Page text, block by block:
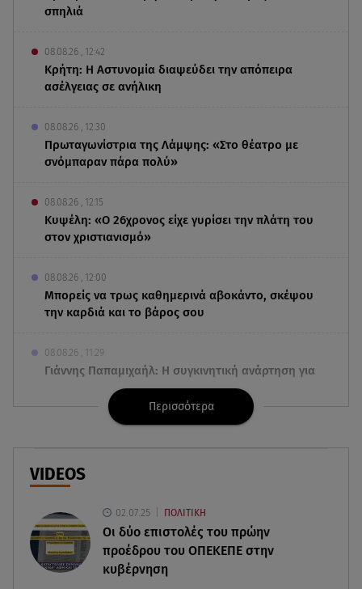
σπηλιά
08.08.26 , 12:42
Κρήτη: Η Αστυνομία διαψεύδει την απόπειρα
ασέλγειας σε ανήλικη
08.08.26 , 12:30
Πρωταγωνίστρια της Λάμψης: «Στο θέατρο με
σνόμπαραν πάρα πολύ»
08.08.26 , 12:15
Κυψέλη: «Ο 26χρονος είχε γυρίσει την πλάτη του
στον χριστιανισμό»
08.08.26 , 12:00
Μπορείς να τρως καθημερινά αβοκάντο, σκέψου
την καρδιά και το βάρος σου
08.08.26 , 11:29
Γιάννης Παπαμιχαήλ: Η συγκινητική ανάρτηση για
τον Δημήτρη Παπαμιχαήλ
Νέο σκάνδαλο: Η UEFA κατέβαλε εξαψήφιο ποσό
Νέες ταυτότητες: Πού πρέπει να αλλάξετε τα
στοιχεία σας
Περισσότερα
VIDEOS
02.07.25 ΠΟΛΙΤΙΚΗ
Οι δύο επιστολές του πρώην
προέδρου του ΟΠΕΚΕΠE στην
κυβέρνηση